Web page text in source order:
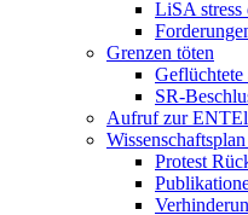
LiSA stress
Grenzen töten
SR-
Aufruf zur
Protest